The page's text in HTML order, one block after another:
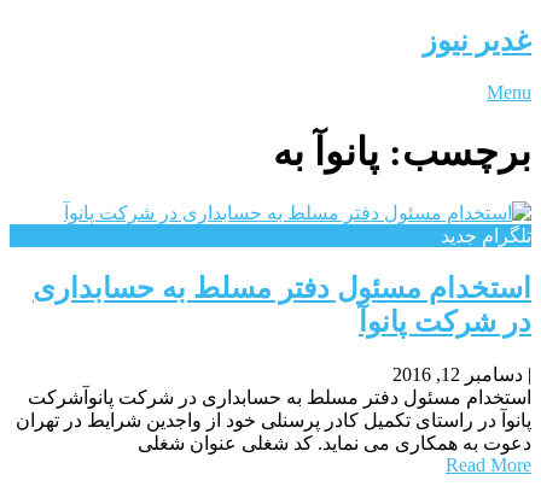
غدیر نیوز
Menu
برچسب: پانوآ به
تلگرام جدید
استخدام مسئول دفتر مسلط به حسابداری
در شرکت پانوآ
| دسامبر 12, 2016
استخدام مسئول دفتر مسلط به حسابداری در شرکت پانوآشرکت
پانوآ در راستای تکمیل کادر پرسنلی خود از واجدین شرایط در تهران
دعوت به همکاری می نماید. کد شغلی عنوان شغلی
Read More